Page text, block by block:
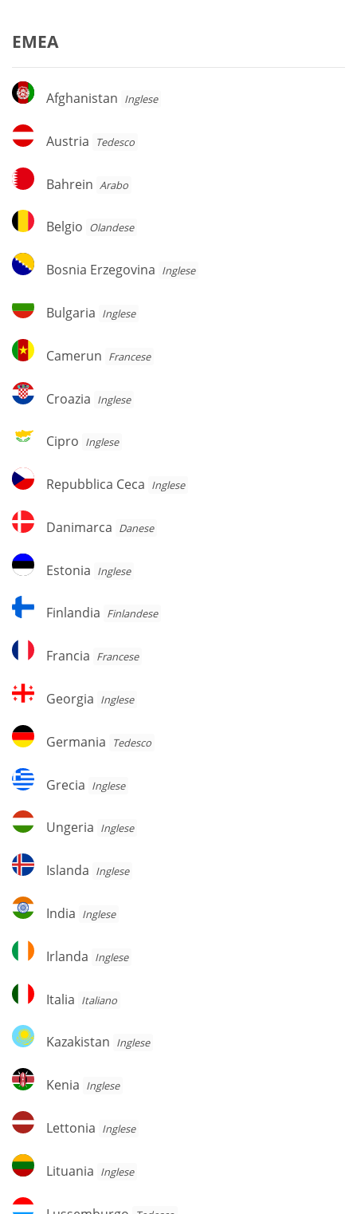
EMEA
Afghanistan
Afghanistan Inglese
Austria
Austria Tedesco
Bahrein
Bahrein Arabo
Belgio
Belgio Olandese
Bosnia
Erzegovina
Bosnia Erzegovina Inglese
Bulgaria
Bulgaria Inglese
Camerun
Camerun Francese
Croazia
Croazia Inglese
Cipro
Cipro Inglese
Repubblica
Ceca
Repubblica Ceca Inglese
Danimarca
Danimarca Danese
Estonia
Estonia Inglese
Finlandia
Finlandia Finlandese
Francia
Francia Francese
Georgia
Georgia Inglese
Germania
Germania Tedesco
Grecia
Grecia Inglese
Ungeria
Ungeria Inglese
Islanda
Islanda Inglese
India
India Inglese
Irlanda
Irlanda Inglese
Italia
Italia Italiano
Kazakistan
Kazakistan Inglese
Kenia
Kenia Inglese
Lettonia
Lettonia Inglese
Lituania
Lituania Inglese
Lussemburgo